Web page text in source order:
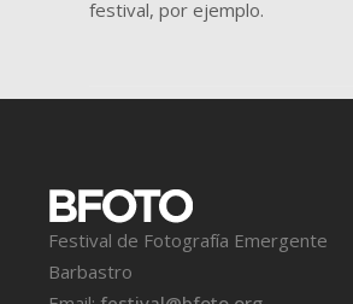
festival, por ejemplo.
Festival de Fotografía Emergente
Barbastro